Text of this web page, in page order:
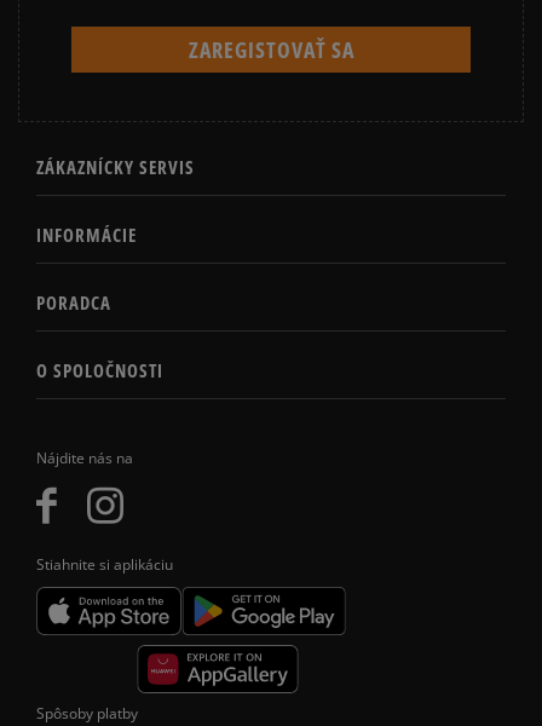
Nájdite nás na
Stiahnite si aplikáciu
ZÁKAZNÍCKY SERVIS
INFORMÁCIE
PORADCA
O SPOLOČNOSTI
Spôsoby platby